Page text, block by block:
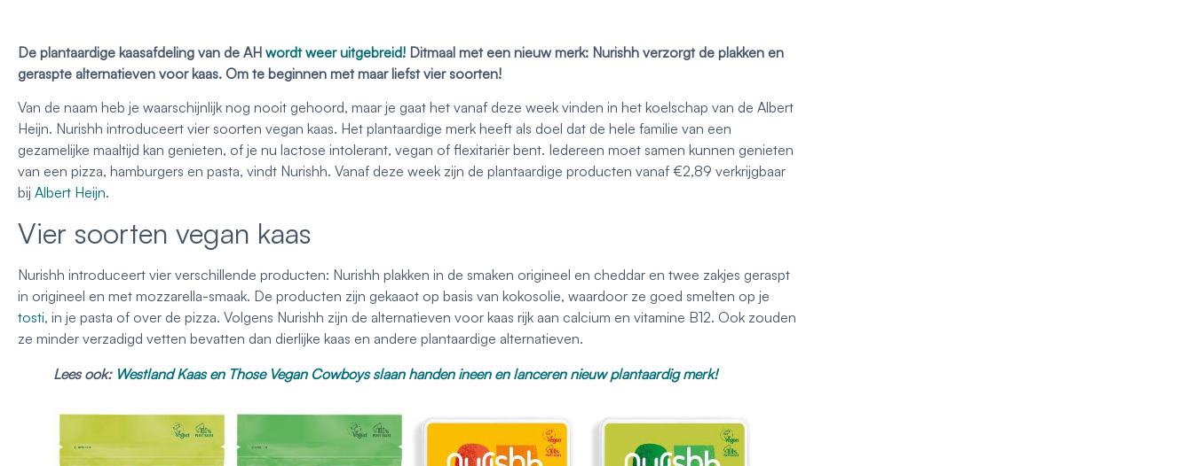
De plantaardige kaasafdeling van de AH wordt weer uitgebreid! Ditmaal met een nieuw merk: Nurishh verzorgt de plakken en
geraspte alternatieven voor kaas. Om te beginnen met maar liefst vier soorten!
Van de naam heb je waarschijnlijk nog nooit gehoord, maar je gaat het vanaf deze week vinden in het koelschap van de Albert
Heijn. Nurishh introduceert vier soorten vegan kaas. Het plantaardige merk heeft als doel dat de hele familie van een
gezamelijke maaltijd kan genieten, of je nu lactose intolerant, vegan of flexitariër bent. Iedereen moet samen kunnen genieten
van een pizza, hamburgers en pasta, vindt Nurishh. Vanaf deze week zijn de plantaardige producten vanaf €2,89 verkrijgbaar
bij Albert Heijn.
Vier soorten vegan kaas
Nurishh introduceert vier verschillende producten: Nurishh plakken in de smaken origineel en cheddar en twee zakjes geraspt
in origineel en met mozzarella-smaak. De producten zijn gekaaot op basis van kokosolie, waardoor ze goed smelten op je
tosti, in je pasta of over de pizza. Volgens Nurishh zijn de alternatieven voor kaas rijk aan calcium en vitamine B12. Ook zouden
ze minder verzadigd vetten bevatten dan dierlijke kaas en andere plantaardige alternatieven.
Lees ook: Westland Kaas en Those Vegan Cowboys slaan handen ineen en lanceren nieuw plantaardig merk!